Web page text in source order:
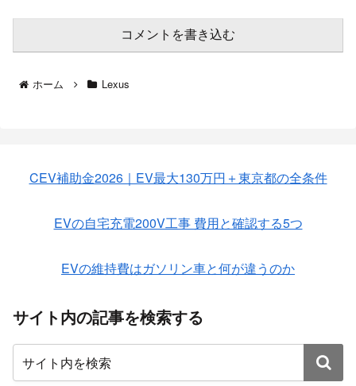
コメントを書き込む
ホーム Lexus
CEV補助金2026｜EV最大130万円＋東京都の全条件
EVの自宅充電200V工事 費用と確認する5つ
EVの維持費はガソリン車と何が違うのか
サイト内の記事を検索する